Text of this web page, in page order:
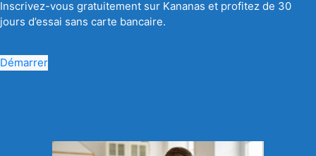
Inscrivez-vous gratuitement sur Kananas et profitez de 30
jours d’essai sans carte bancaire.
Démarrer